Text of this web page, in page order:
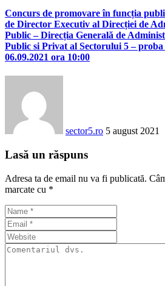
Concurs de promovare în funcția
de Director Executiv al Direcției de
Public – Direcția Generală de
Public si Privat al Sectorului 5 – proba
06.09.2021 ora 10:00
sector5.ro 5 august 2021
Lasă un răspuns
Adresa ta de email nu va fi publicată.
marcate cu *